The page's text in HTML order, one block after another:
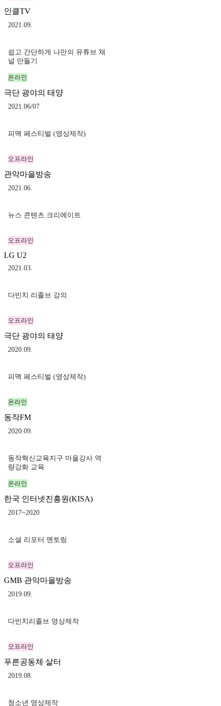
인클TV
2021.09.
쉽고 간단하게 나만의 유튜브 채
널 만들기
온라인
극단 광야의 태양
2021.06/07
피맥 페스티벌 (영상제작)
오프라인
관악마을방송
2021.06.
뉴스 콘텐츠 크리에이트
오프라인
LG U2
2021.03.
다빈치 리졸브 강의
오프라인
극단 광야의 태양
2020.09.
피맥 페스티벌 (영상제작)
온라인
동작FM
2020.09.
동작혁신교육지구 마을강사 역
량강화 교육
온라인
한국 인터넷진흥원(KISA)
2017~2020
소셜 리포터 멘토링
오프라인
GMB 관악마을방송
2019.09.
다빈치리졸브 영상제작
오프라인
푸른공동체 살터
2019.08.
청소년 영상제작